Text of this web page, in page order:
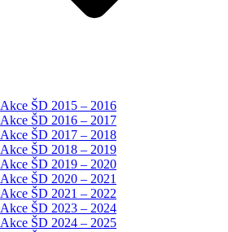
Akce ŠD 2015 – 2016
Akce ŠD 2016 – 2017
Akce ŠD 2017 – 2018
Akce ŠD 2018 – 2019
Akce ŠD 2019 – 2020
Akce ŠD 2020 – 2021
Akce ŠD 2021 – 2022
Akce ŠD 2023 – 2024
Akce ŠD 2024 – 2025